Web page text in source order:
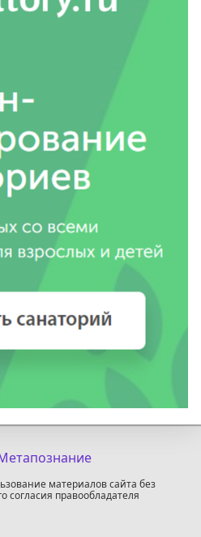
материалов сайта без
согласия правообладателя